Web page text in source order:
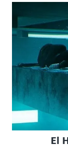
El